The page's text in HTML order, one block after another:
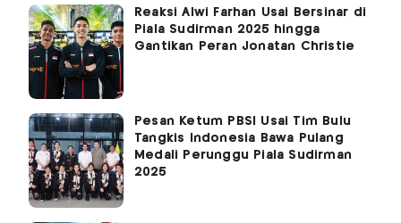
Reaksi Alwi Farhan Usai Bersinar di
Piala Sudirman 2025 hingga
Gantikan Peran Jonatan Christie
Pesan Ketum PBSI Usai Tim Bulu
Tangkis Indonesia Bawa Pulang
Medali Perunggu Piala Sudirman
2025